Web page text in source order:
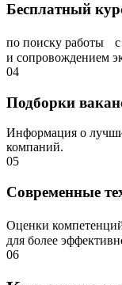
Бесплатный
по поиску работы с
и сопровождением
04
Подборки
Информация о
компаний.
05
Современные
Оценки
для более
06